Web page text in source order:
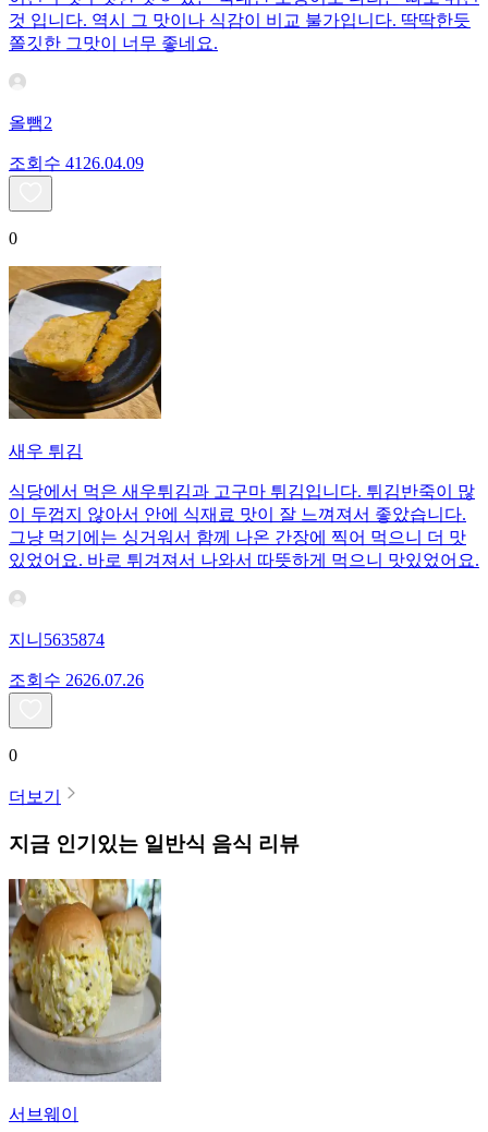
것 입니다. 역시 그 맛이나 식감이 비교 불가입니다. 딱딱한듯
쫄깃한 그맛이 너무 좋네요.
올뺌2
조회수 41 26.04.09
0
새우 튀김
식당에서 먹은 새우튀김과 고구마 튀김입니다. 튀김반죽이 많
이 두껍지 않아서 안에 식재료 맛이 잘 느껴져서 좋았습니다.
그냥 먹기에는 싱거워서 함께 나온 간장에 찍어 먹으니 더 맛
있었어요. 바로 튀겨져서 나와서 따뜻하게 먹으니 맛있었어요.
지니5635874
조회수 2626.07.26
0
더보기
지금 인기있는 일반식 음식 리뷰
서브웨이